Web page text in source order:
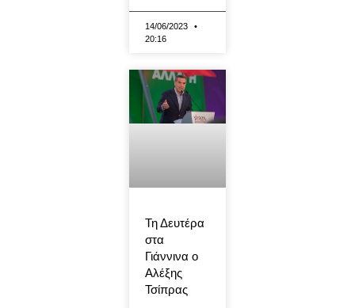
14/06/2023
20:16
Τη Δευτέρα
στα
Γιάννινα ο
Αλέξης
Τσίπρας